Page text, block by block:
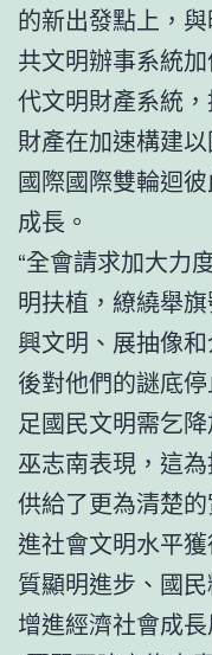
的新出發點上，
共文明辦事系統
代文明財產系統
財產在加速構建
國際國際雙輪迴
成長。
“全會請求加大力
明扶植，繚繞舉
興文明、展抽像
後對他們的謎底
足國民文明需乞
巫志南表現，這
供給了更為清楚
進社會文明水平
質顯明進步、國
增進經濟社會成